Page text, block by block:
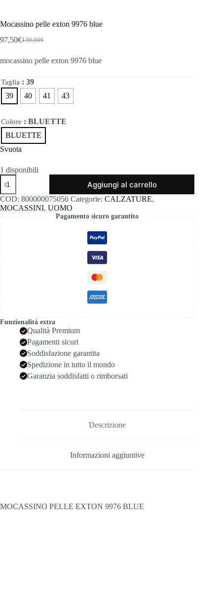
Mocassino pelle exton 9976 blue
139,00€
Il
originale
139,00€.
97,50€Il
attuale
97,50€.
mocassino pelle exton 9976 blue
Taglia : 39
39
40 41 43
Colore : BLUETTE
BLUETTE
Svuota
1 disponibili
Mocassino
pelle
exton
9976
blue
Aggiungi al carrello
COD: 800000075056 Categorie: CALZATURE,
MOCASSINI, UOMO
Pagamento sicuro garantito
Funzionalità extra
Qualità Premium
Pagamenti sicuri
Soddisfazione garantita
Spedizione in tutto il mondo
Garanzia soddisfatti o rimborsati
Descrizione
Informazioni aggiuntive
MOCASSINO PELLE EXTON 9976 BLUE